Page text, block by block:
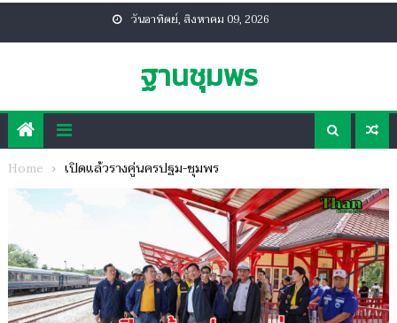
วันอาทิตย์, สิงหาคม 09, 2026
ฐานชุมพร
Home เปิดแล้วรางคู่นครปฐม-ชุมพร